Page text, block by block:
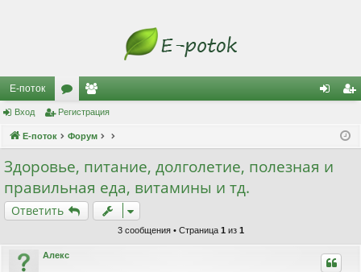
Е-поток
ор
ум
ол
ьз
ат
ис
Вход Регистрация
Е-поток Форум
Здоровье, питание, долголетие, полезная и
правильная еда, витамины и тд.
Ответить
3 сообщения • Страница 1 из 1
Алекс